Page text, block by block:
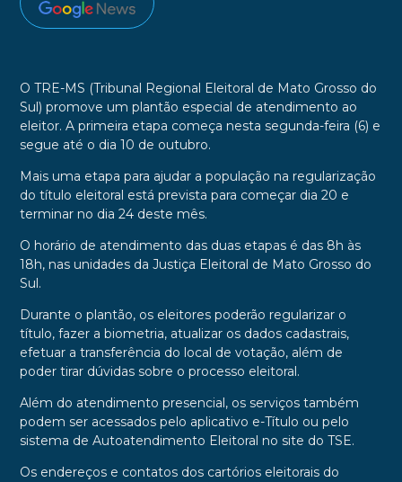
O TRE-MS (Tribunal Regional Eleitoral de Mato Grosso do
Sul) promove um plantão especial de atendimento ao
eleitor. A primeira etapa começa nesta segunda-feira (6) e
segue até o dia 10 de outubro.
Mais uma etapa para ajudar a população na regularização
do título eleitoral está prevista para começar dia 20 e
terminar no dia 24 deste mês.
O horário de atendimento das duas etapas é das 8h às
18h, nas unidades da Justiça Eleitoral de Mato Grosso do
Sul.
Durante o plantão, os eleitores poderão regularizar o
título, fazer a biometria, atualizar os dados cadastrais,
efetuar a transferência do local de votação, além de
poder tirar dúvidas sobre o processo eleitoral.
Além do atendimento presencial, os serviços também
podem ser acessados pelo aplicativo e-Título ou pelo
sistema de Autoatendimento Eleitoral no site do TSE.
Os endereços e contatos dos cartórios eleitorais do